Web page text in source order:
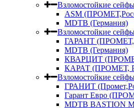
Взломостойкие
ASM
MDTB (Германия)
Взломостойкие
ГАРАНТ
MDTB (Германия)
КВАРЦИТ
КАРАТ (ПРОМЕТ,
Взломостойкие
ГРАНИТ
Гарант Евро
MDTB BASTION